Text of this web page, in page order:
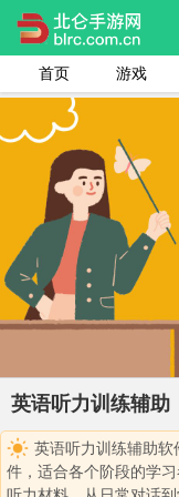
首页 游戏
英语听力训练辅助
英语听力训练辅助
件，适合各个阶段的学